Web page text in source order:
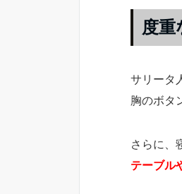
度重
サリータ
胸のボタ
さらに、
テーブル